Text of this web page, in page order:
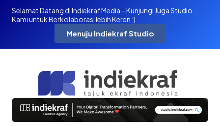
Selamat Datang di Indiekraf Media – Kunjungi Juga Studio
Kami untuk Berkolaborasi lebih Keren :)
Menuju Indiekraf Studio